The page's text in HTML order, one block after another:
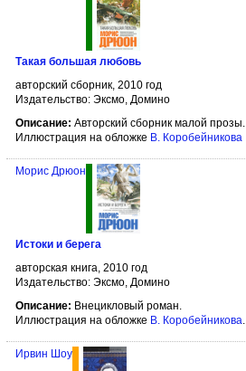
Такая большая любовь
авторский сборник, 2010 год
Издательство: Эксмо, Домино
Описание: Авторский сборник малой прозы.
Иллюстрация на обложке В. Коробейникова
Морис Дрюон
Истоки и берега
авторская книга, 2010 год
Издательство: Эксмо, Домино
Описание: Внецикловый роман.
Иллюстрация на обложке В. Коробейникова.
Ирвин Шоу